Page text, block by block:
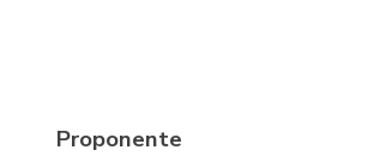
Proponente